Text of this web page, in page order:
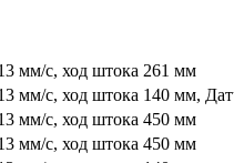
мм/с, ход штока 261 мм
мм/с, ход штока 140 мм,
мм/с, ход штока 450 мм
мм/с, ход штока 450 мм